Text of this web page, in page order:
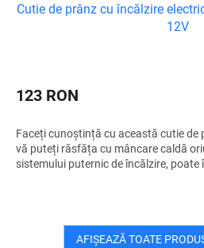
Cutie de prânz cu încălzire
12V
123 RON
Faceți cunoștință cu această cutie de
vă puteți răsfăța cu mâncare caldă
sistemului puternic de încălzire, poate
AFIŞEAZĂ TOATE